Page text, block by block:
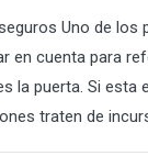
Uno de los
en cuenta para
la puerta. Si esta
traten de